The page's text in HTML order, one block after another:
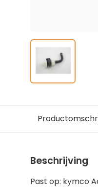
Beschrijving
Past op: kymco